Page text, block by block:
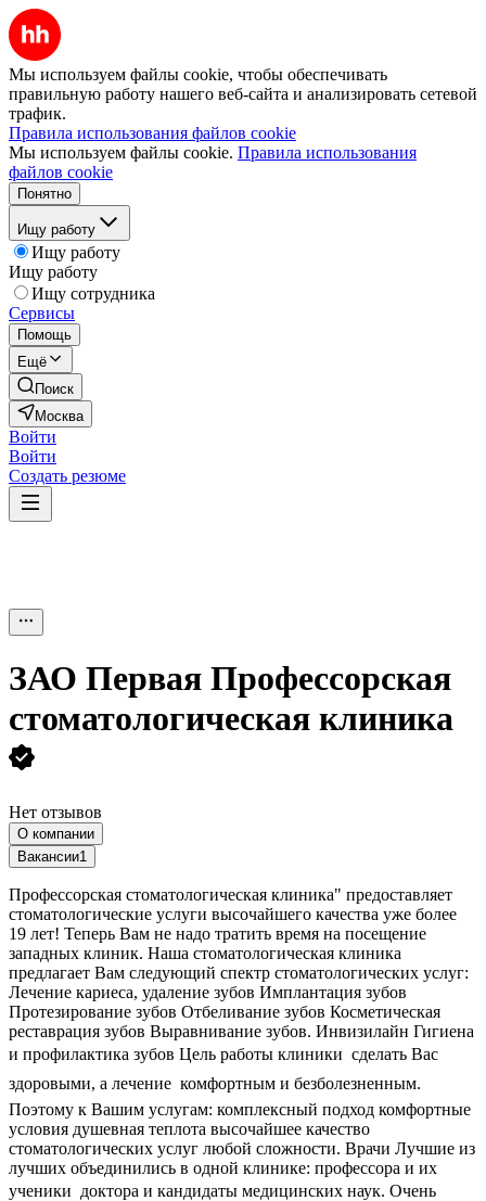
Мы используем файлы cookie, чтобы обеспечивать
правильную работу нашего веб-сайта и анализировать сетевой
трафик.
Правила использования файлов cookie
Мы используем файлы cookie. Правила использования
файлов cookie
Понятно
Ищу работу
Ищу работу
Ищу работу
Ищу сотрудника
Сервисы
Помощь
Ещё
Поиск
Москва
Войти
Войти
Создать резюме
ЗАО Первая Профессорская
стоматологическая клиника
Нет отзывов
О компании
Вакансии1
Профессорская стоматологическая клиника" предоставляет
стоматологические услуги высочайшего качества уже более
19 лет! Теперь Вам не надо тратить время на посещение
западных клиник. Наша стоматологическая клиника
предлагает Вам следующий спектр стоматологических услуг:
Лечение кариеса, удаление зубов Имплантация зубов
Протезирование зубов Отбеливание зубов Косметическая
реставрация зубов Выравнивание зубов. Инвизилайн Гигиена
и профилактика зубов Цель работы клиники  сделать Вас
здоровыми, а лечение  комфортным и безболезненным.
Поэтому к Вашим услугам: комплексный подход комфортные
условия душевная теплота высочайшее качество
стоматологических услуг любой сложности. Врачи Лучшие из
лучших объединились в одной клинике: профессора и их
ученики  доктора и кандидаты медицинских наук. Очень